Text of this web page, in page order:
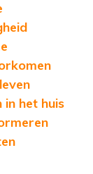
in het huis